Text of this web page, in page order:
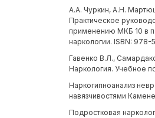
А.А. Чуркин, А.Н.
Практическое
применению МКБ 10 в
наркологии. ISBN:
Гавенко В.Л.,
Наркология. Учебное
Наркогипноанализ
навязчивостями
Подростковая